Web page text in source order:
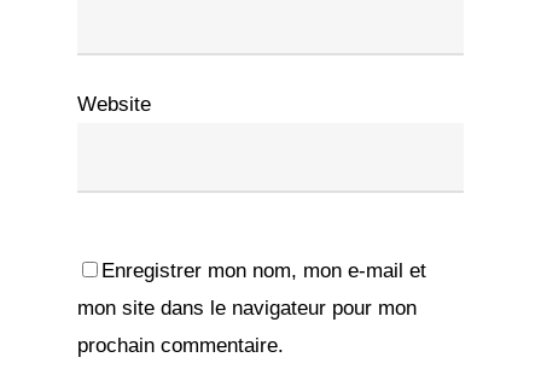
Website
Enregistrer mon nom, mon e-mail et
mon site dans le navigateur pour mon
prochain commentaire.